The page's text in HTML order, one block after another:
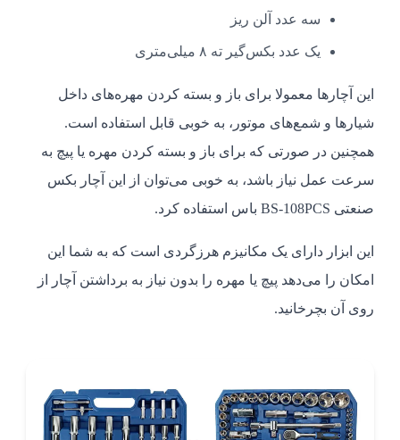
سه عدد آلن ریز
یک عدد بکس‌گیر ته ۸ میلی‌متری
این آچارها معمولا برای باز و بسته کردن مهره‌‎ها‎ی داخل
شیارها و شمع‌های موتور، به خوبی قابل استفاده است.
همچنین در صورتی که برای باز و بسته کردن مهره یا پیچ به
سرعت عمل نیاز باشد، به خوبی می‌توان از این آچار بکس
صنعتی BS-108PCS باس استفاده کرد.
این ابزار دارای یک مکانیزم هرزگردی است که به شما این
امکان را می‌دهد پیچ یا مهره را بدون نیاز به برداشتن آچار از
روی آن بچرخانید.